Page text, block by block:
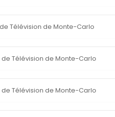
Télévision de Monte-Carlo
Télévision de Monte-Carlo
de Télévision de Monte-Carlo